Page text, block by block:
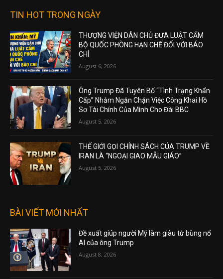
TIN HOT TRONG NGÀY
THƯỢNG VIỆN DÂN CHỦ ĐƯA LUẬT CẤM
BỘ QUỐC PHÒNG HẠN CHẾ ĐỐI VỚI BÁO
CHÍ
August 6, 2026
Ông Trump Đã Tuyên Bố “Tình Trạng Khẩn
Cấp” Nhằm Ngăn Chặn Việc Công Khai Hồ
Sơ Tài Chính Của Mình Cho Đài BBC
August 5, 2026
THẾ GIỚI GỌI CHÍNH SÁCH CỦA TRUMP VỀ
IRAN LÀ “NGOẠI GIAO MẪU GIÁO”
August 5, 2026
BÀI VIẾT MỚI NHẤT
Đề xuất giúp người Mỹ làm giàu từ bùng nổ
AI của ông Trump
August 8, 2026